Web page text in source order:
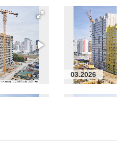
03.2026